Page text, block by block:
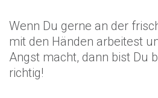
Wenn Du gerne an der
mit den Händen arbeitest
Angst macht, dann bist Du
richtig!